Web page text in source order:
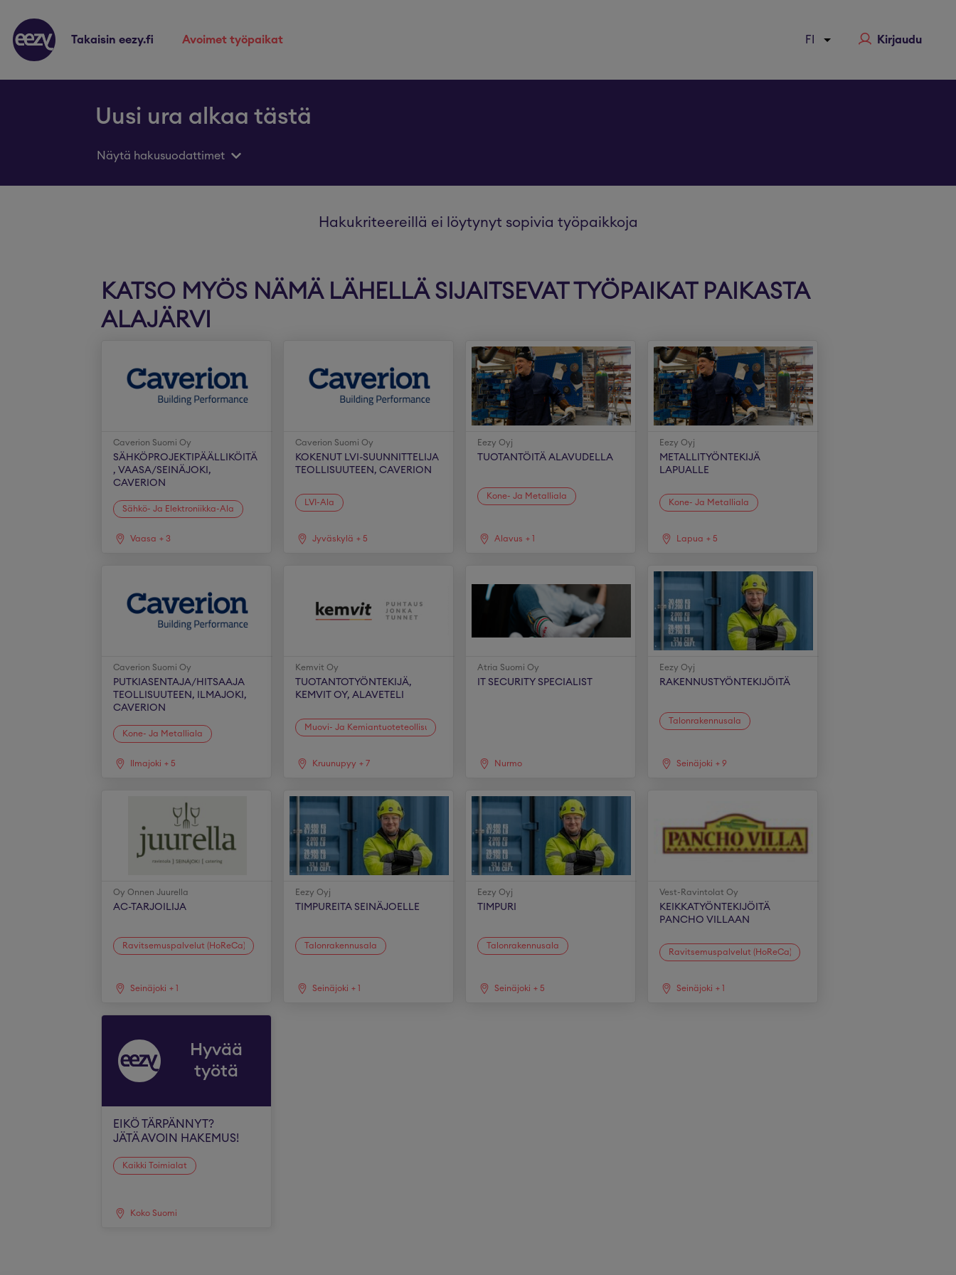
takaisin eezy.fi avoimet työpaikat Kirjaudu
Uusi ura alkaa tästä
Näytä hakusuodattimet
Hakukriteereillä ei löytynyt sopivia työpaikkoja
KATSO MYÖS NÄMÄ LÄHELLÄ SIJAITSEVAT TYÖPAIKAT PAIKASTA
ALAJÄRVI
Caverion Suomi Oy
SÄHKÖPROJEKTIPÄÄLLIKÖITÄ
, VAASA/SEINÄJOKI,
CAVERION
Sähkö- Ja Elektroniikka-Ala
Vaasa +3
Caverion Suomi Oy
KOKENUT LVI-SUUNNITTELIJA
TEOLLISUUTEEN, CAVERION
LVI-Ala
Jyväskylä +5
Eezy Oyj
TUOTANTÖITÄ ALAVUDELLA
Kone- Ja Metalliala
Alavus +1
Eezy Oyj
METALLITYÖNTEKIJÄ
LAPUALLE
Kone- Ja Metalliala
Lapua +5
Caverion Suomi Oy
PUTKIASENTAJA/HITSAAJA
TEOLLISUUTEEN, ILMAJOKI,
CAVERION
Kone- Ja Metalliala
Ilmajoki +5
Kemvit Oy
TUOTANTOTYÖNTEKIJÄ,
KEMVIT OY, ALAVETELI
Muovi- Ja Kemiantuoteteollisuus
Kruunupyy +7
Atria Suomi Oy
IT SECURITY SPECIALIST
Nurmo
Eezy Oyj
RAKENNUSTYÖNTEKIJÖITÄ
Talonrakennusala
Seinäjoki +9
Oy Onnen Juurella
AC-TARJOILIJA
Ravitsemuspalvelut (HoReCa)
Seinäjoki +1
Eezy Oyj
TIMPUREITA SEINÄJOELLE
Talonrakennusala
Seinäjoki +1
Eezy Oyj
TIMPURI
Talonrakennusala
Seinäjoki +5
Vest-Ravintolat Oy
KEIKKATYÖNTEKIJÖITÄ
PANCHO VILLAAN
Ravitsemuspalvelut (HoReCa)
Seinäjoki +1
Hyvää
työtä
EIKÖ TÄRPÄNNYT?
JÄTÄ AVOIN HAKEMUS!
Kaikki Toimialat
Koko Suomi